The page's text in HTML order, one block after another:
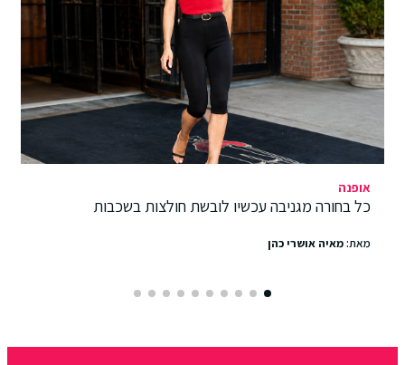
אופנה
כל בחורה מגניבה עכשיו לובשת חולצות בשכבות
מאת:מאיה אושרי כהן